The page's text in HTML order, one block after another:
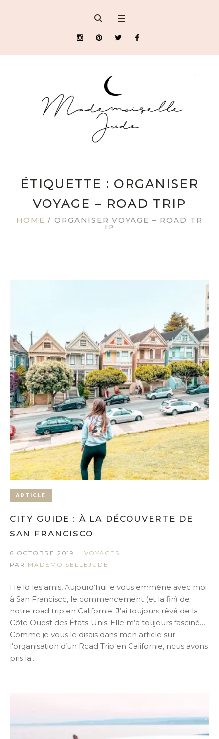
ÉTIQUETTE : ORGANISER
VOYAGE – ROAD TRIP
HOME / ORGANISER VOYAGE – ROAD TR
IP
ARTICLE
CITY GUIDE : À LA DÉCOUVERTE DE
SAN FRANCISCO
6 OCTOBRE 2019
VOYAGES
PAR MADEMOISELLEJUDE
Hello les amis, Aujourd’hui je vous emmène avec moi
à San Francisco, le commencement (et la fin) de
notre road trip en Californie. J’ai toujours rêvé de la
Côte Ouest des États-Unis. Elle m’a toujours fasciné…
Comme je vous le disais dans mon article sur
l‘organisation d’un Road Trip en Californie, nous avons
pris la...